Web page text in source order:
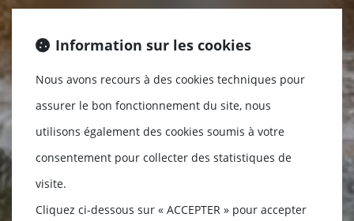
Information sur les cookies
Nous avons recours à des cookies techniques pour
assurer le bon fonctionnement du site, nous
utilisons également des cookies soumis à votre
consentement pour collecter des statistiques de
visite.
Cliquez ci-dessous sur « ACCEPTER » pour accepter